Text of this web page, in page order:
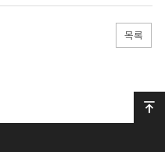
목록